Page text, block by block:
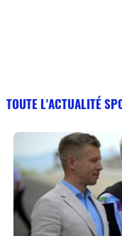
TOUTE L'ACTUALITÉ